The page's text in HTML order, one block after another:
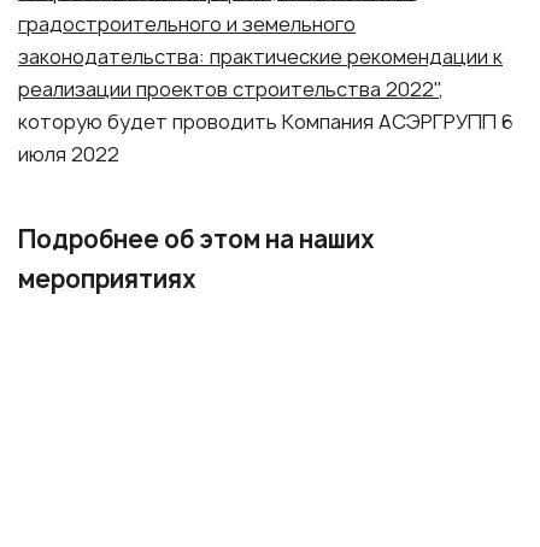
градостроительного и земельного
законодательства: практические рекомендации к
реализации проектов строительства 2022",
которую будет проводить Компания АСЭРГРУПП 6
июля 2022
Подробнее об этом на наших
мероприятиях